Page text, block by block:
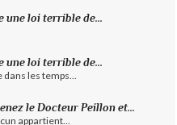
une loi terrible de...
une loi terrible de...
les temps...
le Docteur Peillon et...
appartient...